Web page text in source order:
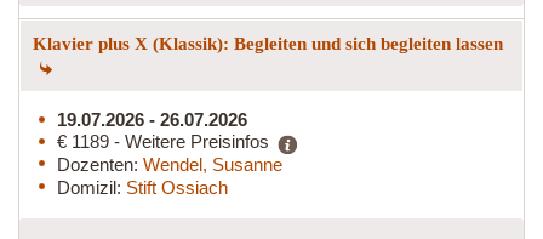
Klavier plus X (Klassik): Begleiten und sich begleiten lassen
19.07.2026 - 26.07.2026
€ 1189 - Weitere Preisinfos
Dozenten: Wendel, Susanne
Domizil: Stift Ossiach